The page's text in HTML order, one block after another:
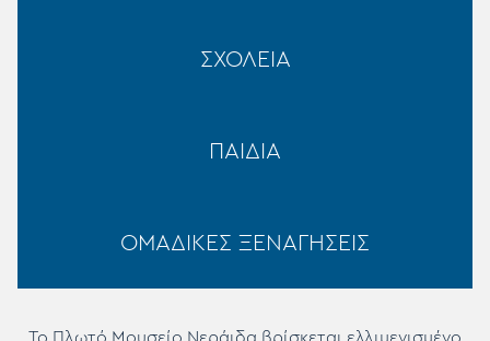
ΣΧΟΛΕΙΑ
ΠΑΙΔΙΑ
ΟΜΑΔΙΚΕΣ ΞΕΝΑΓΗΣΕΙΣ
Το Πλωτό Μουσείο Νεράιδα βρίσκεται ελλιμενισμένο